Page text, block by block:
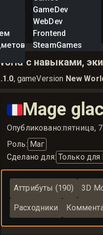
GameDev
WebDev
Frontend
SteamGames
с навыками,
, gameVersion New
🇫🇷Mage
Опубликовано:пятница,
Роль: Маг
Сделано для: Только для
Аттрибуты (190) 3D
Расходники